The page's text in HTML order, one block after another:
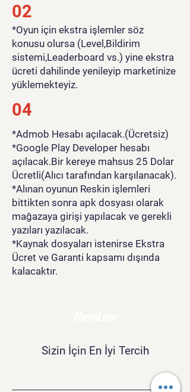
02
*Oyun için ekstra işlemler söz
konusu olursa (Level,Bildirim
sistemi,Leaderboard vs.) yine ekstra
ücreti dahilinde yenileyip marketinize
yüklemekteyiz.
04
*Admob Hesabı açılacak.(Ücretsiz)
*Google Play Developer hesabı
açılacak.Bir kereye mahsus 25 Dolar
Ücretli(Alıcı tarafından karşılanacak).
*Alınan oyunun Reskin işlemleri
bittikten sonra apk dosyası olarak
mağazaya girişi yapılacak ve gerekli
yazıları yazılacak.
*Kaynak dosyaları istenirse Ekstra
Ücret ve Garanti kapsamı dışında
kalacaktır.
Sizin İçin En İyi Tercih